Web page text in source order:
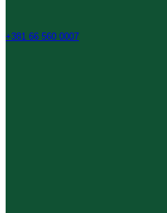
+381 66 560 0007